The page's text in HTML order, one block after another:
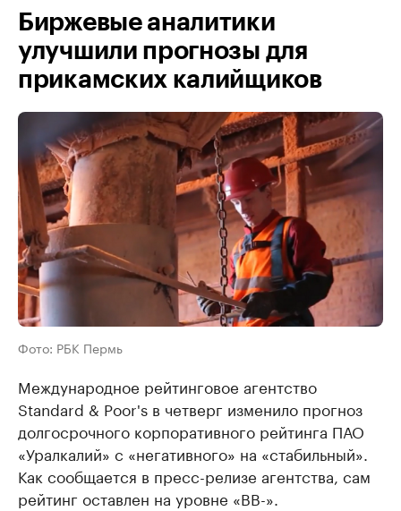
Биржевые аналитики
улучшили прогнозы для
прикамских калийщиков
Фото: РБК Пермь
Международное рейтинговое агентство
Standard & Poor's в четверг изменило прогноз
долгосрочного корпоративного рейтинга ПАО
«Уралкалий» с «негативного» на «стабильный».
Как сообщается в пресс-релизе агентства, сам
рейтинг оставлен на уровне «BB-».